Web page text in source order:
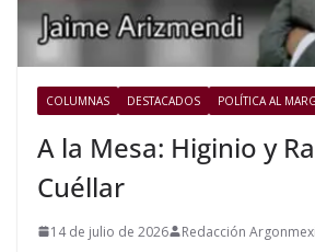
COLUMNAS DESTACADOS POLÍTICA AL
A la Mesa: Higinio y
Cuéllar
14 de julio de 2026 Redacción